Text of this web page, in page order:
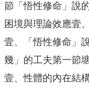
節「悟性修命」說
困境與理論效應壹
壹、「悟性修命」
幾」的工夫第一節
壹、性體的內在結